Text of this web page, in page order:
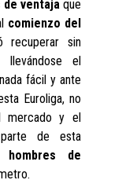
de ventajaque
comienzo del
recuperar sin
llevándose el
fácil y ante
Euroliga, no
mercado y el
de esta
hombres de